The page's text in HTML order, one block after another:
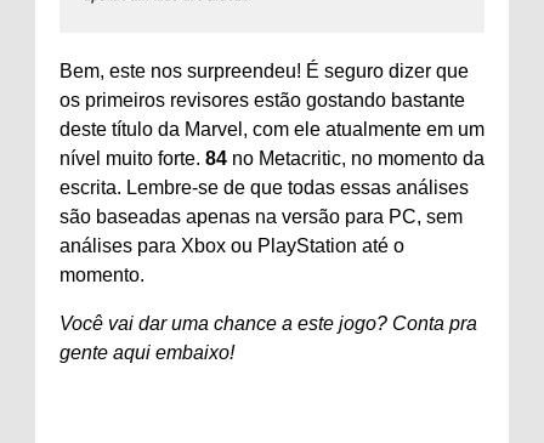
Bem, este nos surpreendeu! É seguro dizer que
os primeiros revisores estão gostando bastante
deste título da Marvel, com ele atualmente em um
nível muito forte. 84 no Metacritic, no momento da
escrita. Lembre-se de que todas essas análises
são baseadas apenas na versão para PC, sem
análises para Xbox ou PlayStation até o
momento.
Você vai dar uma chance a este jogo? Conta pra
gente aqui embaixo!